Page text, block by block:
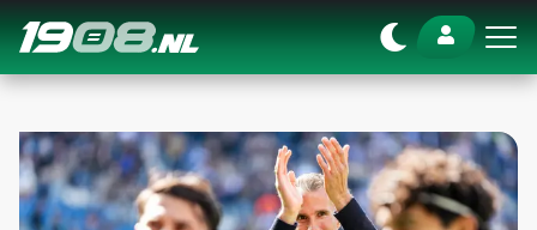
Navigation